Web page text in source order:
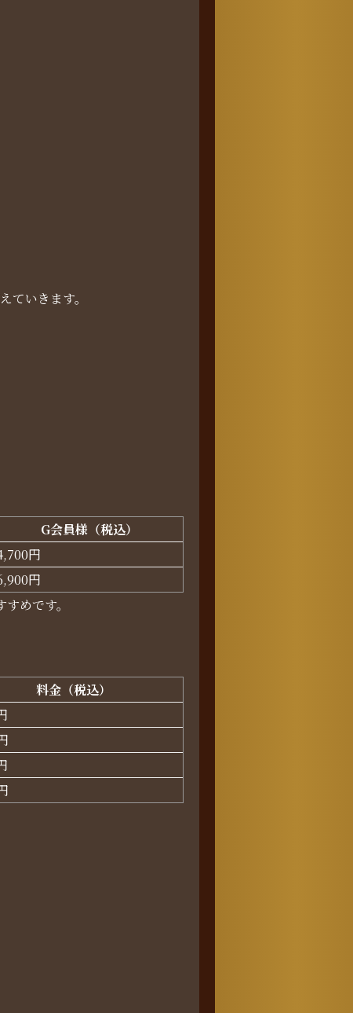
いきます。
G会員様（税込）
円
円
めです。
料金（税込）